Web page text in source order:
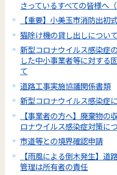
さっているすべての皆様へ
【重要】小美玉市消防出初
猫除け機の貸し出しについて
新型コロナウイルス感染症
した中小事業者等に対する
て
道路工事実施協議関係書類
新型コロナウイルス感染症
【事業者の方へ】廃棄物の
ロナウイルス感染症対策に
市道等との境界確認申請
【雨風による倒木発生】道
管理は所有者の責任